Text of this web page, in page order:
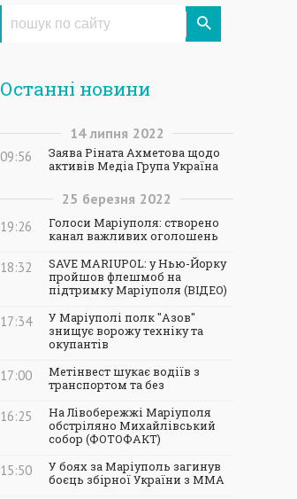
Останні новини
14 липня 2022
09:56
Заява Ріната Ахметова щодо
активів Медіа Група Україна
25 березня 2022
19:26
Голоси Маріуполя: створено
канал важливих оголошень
18:32
SAVE MARIUPOL: у Нью-Йорку
пройшов флешмоб на
підтримку Маріуполя (ВІДЕО)
17:34
У Маріуполі полк "Азов"
знищує ворожу техніку та
окупантів
17:00
Метінвест шукає водіїв з
транспортом та без
16:25
На Лівобережжі Маріуполя
обстріляно Михайлівський
собор (ФОТОФАКТ)
15:50
У боях за Маріуполь загинув
боєць збірної України з ММА